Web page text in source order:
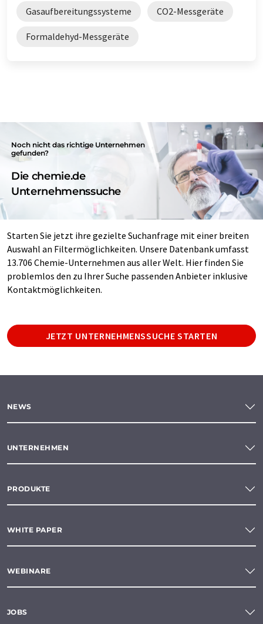
Gasaufbereitungssysteme CO2-Messgeräte
Formaldehyd-Messgeräte
Noch nicht das richtige Unternehmen
gefunden?
Die chemie.de
Unternehmenssuche
Starten Sie jetzt ihre gezielte Suchanfrage mit einer breiten
Auswahl an Filtermöglichkeiten. Unsere Datenbank umfasst
13.706 Chemie-Unternehmen aus aller Welt. Hier finden Sie
problemlos den zu Ihrer Suche passenden Anbieter inklusive
Kontaktmöglichkeiten.
JETZT UNTERNEHMENSSUCHE STARTEN
NEWS
UNTERNEHMEN
PRODUKTE
WHITE PAPER
WEBINARE
JOBS